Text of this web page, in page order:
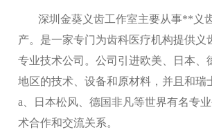
深圳金葵义齿工作室主要从事**义
产。是一家专门为齿科医疗机构提供义
专业技术公司。公司引进欧美、日本、
地区的技术、设备和原材料，并且和瑞
a、日本松风、德国非凡等世界有名专
术合作和交流关系。